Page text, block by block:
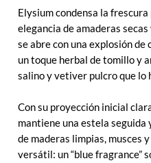
Elysium condensa la
elegancia de amaderas
se abre con una explosión
un toque herbal de tomillo y
salino y vetiver pulcro que lo
Con su proyección inicial
mantiene una estela seguida
de maderas limpias, musces
versátil: un “blue fragrance”